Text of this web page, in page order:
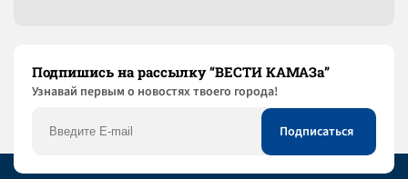
Подпишись на рассылку “ВЕСТИ КАМАЗа”
Узнaвай первым о новостях твоего города!